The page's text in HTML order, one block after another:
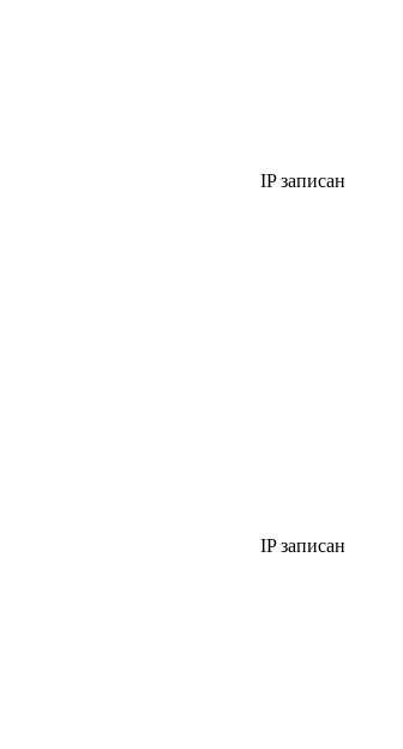
IP записан
IP записан